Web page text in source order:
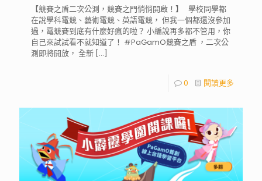
【競賽之盾二次公測，競賽之門悄悄開啟！】 學校同學都
在說學科電競、藝術電競、英語電競， 但我一個都還沒參加
過，電競賽到底有什麼好瘋的啦？ 小編說再多都不管用，你
自己來試試看不就知道了！ #PaGamO競賽之盾 ，二次公
測即將開放， 全新 […]
0 閱讀更多